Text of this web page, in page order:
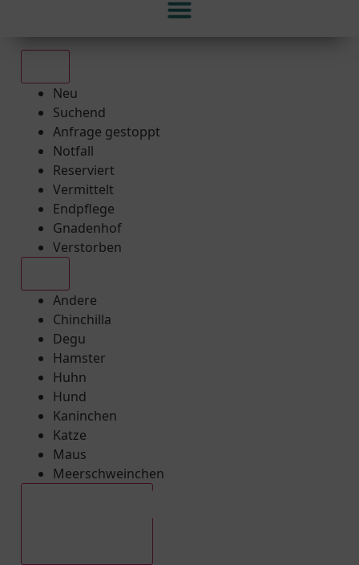
Neu
Suchend
Anfrage gestoppt
Notfall
Reserviert
Vermittelt
Endpflege
Gnadenhof
Verstorben
Andere
Chinchilla
Degu
Hamster
Huhn
Hund
Kaninchen
Katze
Maus
Meerschweinchen